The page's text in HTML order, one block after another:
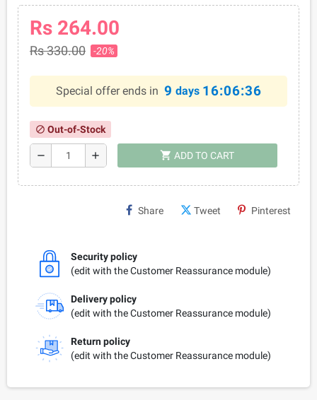
Rs 264.00
Rs 330.00 -20%
Special offer ends in 9 days 16:06:36
block Out-of-Stock
remove add shopping_cart ADD TO CART
Share Tweet Pinterest
Security policy
(edit with the Customer Reassurance module)
Delivery policy
(edit with the Customer Reassurance module)
Return policy
(edit with the Customer Reassurance module)